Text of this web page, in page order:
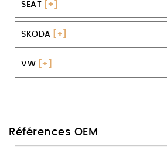
SEAT [+]
SKODA [+]
VW [+]
Références OEM